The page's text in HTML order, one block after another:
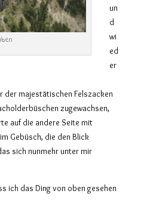
un
d
wi
ed
er
der majestätischen Felszacken
zugewachsen,
auf die andere Seite mit
Gebüsch, die den Blick
sich nunmehr unter mir
ich das Ding von oben gesehen